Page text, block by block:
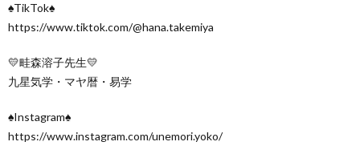
♠TikTok♠
https://www.tiktok.com/@hana.takemiya
💛畦森溶子先生💛
九星気学・マヤ暦・易学
♠Instagram♠
https://www.instagram.com/unemori.yoko/